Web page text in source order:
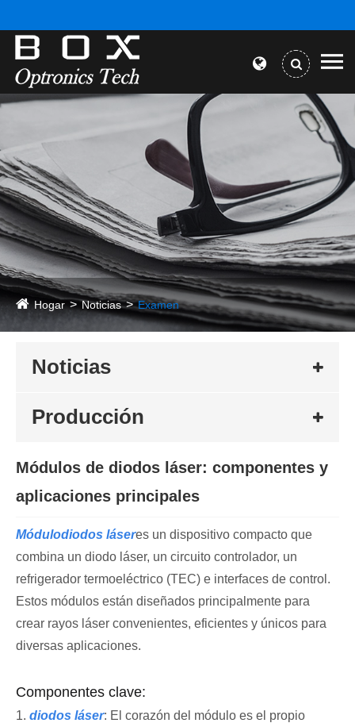
Hogar Noticias Examen
Noticias
Producción
Módulos de diodos láser: componentes y
aplicaciones principales
Módulodiodos láseres un dispositivo compacto que
combina un diodo láser, un circuito controlador, un
refrigerador termoeléctrico (TEC) e interfaces de control.
Estos módulos están diseñados principalmente para
crear rayos láser convenientes, eficientes y únicos para
diversas aplicaciones.
Componentes clave:
1. diodos láser: El corazón del módulo es el propio